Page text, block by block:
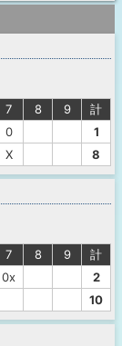
7 8 9
計
0
1
X 8
7 8 9
計
0x
2
10